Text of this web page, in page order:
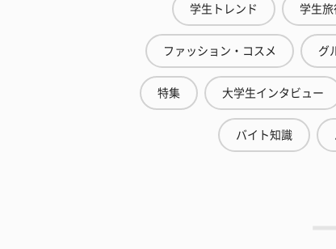
学生トレンド 学生旅
ファッション・コスメ グ
特集 大学生インタビュー
バイト知識